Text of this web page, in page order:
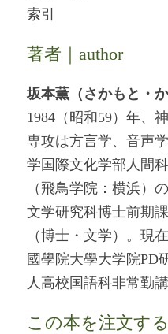
索引
著者｜author
坂本薫（さかもと・か
1984（昭和59）年、
専攻は方言学、音声
学国際文化学部人間
（飛鳥学院：横浜）
文学研究科博士前期
（博士・文学）。現
國學院大學大学院PD
人高校国語科非常勤講
この本を注文する